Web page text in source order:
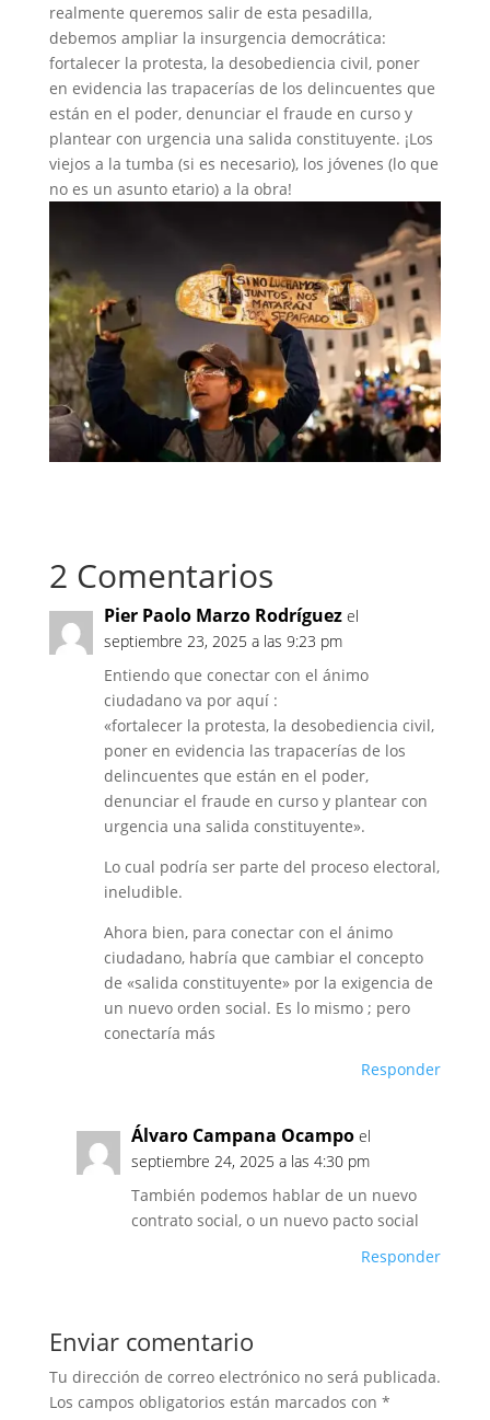
realmente queremos salir de esta pesadilla,
debemos ampliar la insurgencia democrática:
fortalecer la protesta, la desobediencia civil, poner
en evidencia las trapacerías de los delincuentes que
están en el poder, denunciar el fraude en curso y
plantear con urgencia una salida constituyente. ¡Los
viejos a la tumba (si es necesario), los jóvenes (lo que
no es un asunto etario) a la obra!
2 Comentarios
Pier Paolo Marzo Rodríguez el
septiembre 23, 2025 a las 9:23 pm
Entiendo que conectar con el ánimo
ciudadano va por aquí :
«fortalecer la protesta, la desobediencia civil,
poner en evidencia las trapacerías de los
delincuentes que están en el poder,
denunciar el fraude en curso y plantear con
urgencia una salida constituyente».
Lo cual podría ser parte del proceso electoral,
ineludible.
Ahora bien, para conectar con el ánimo
ciudadano, habría que cambiar el concepto
de «salida constituyente» por la exigencia de
un nuevo orden social. Es lo mismo ; pero
conectaría más
Responder
Álvaro Campana Ocampo el
septiembre 24, 2025 a las 4:30 pm
También podemos hablar de un nuevo
contrato social, o un nuevo pacto social
Responder
Enviar comentario
Tu dirección de correo electrónico no será publicada.
Los campos obligatorios están marcados con *